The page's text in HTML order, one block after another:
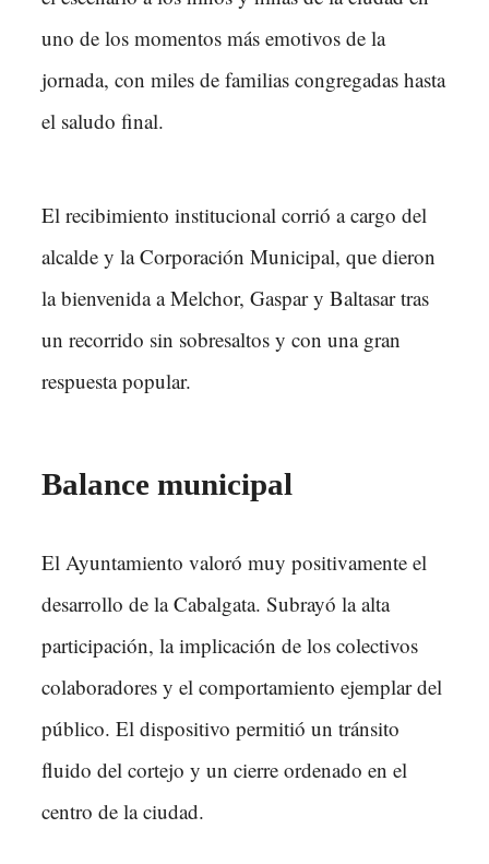
uno de los momentos más emotivos de la
jornada, con miles de familias congregadas hasta
el saludo final.
El recibimiento institucional corrió a cargo del
alcalde y la Corporación Municipal, que dieron
la bienvenida a Melchor, Gaspar y Baltasar tras
un recorrido sin sobresaltos y con una gran
respuesta popular.
Balance municipal
El Ayuntamiento valoró muy positivamente el
desarrollo de la Cabalgata. Subrayó la alta
participación, la implicación de los colectivos
colaboradores y el comportamiento ejemplar del
público. El dispositivo permitió un tránsito
fluido del cortejo y un cierre ordenado en el
centro de la ciudad.